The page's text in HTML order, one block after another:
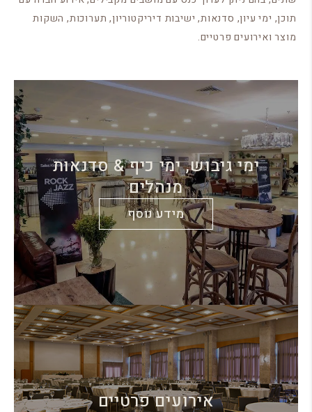
תוכן, ימי עיון, סדנאות, ישיבות דיריקטוריון, תערוכות, השקות
מוצר ואירועים פרטיים.
ימי גיבוש, ימי כיף & סדנאות
מנהלים
מידע נוסף
אירועים פרטיים